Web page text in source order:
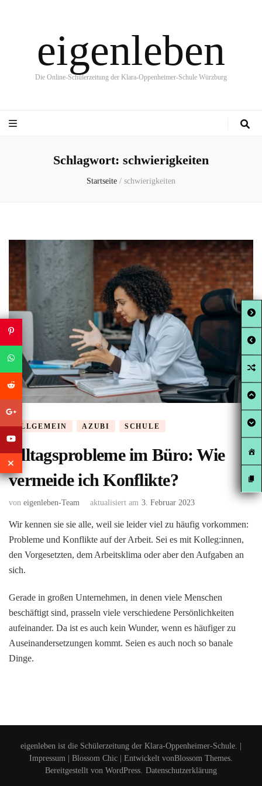
eigenleben
Die Online-Schülerzeitung der Klara-Oppenheimer-Schule Würzburg
Schlagwort: schwierigkeiten
Startseite / schwierigkeiten
ALLGEMEIN AZUBI SCHULE
Alltagsprobleme im Büro: Wie
vermeide ich Konflikte?
von eigenleben-Team aktualisiert am 3. Februar 2023
Wir kennen sie sie alle, weil sie leider viel zu häufig vorkommen:
Probleme und Konflikte auf der Arbeit. Sei es mit Kolleg:innen,
den Vorgesetzten, dem Arbeitsklima oder aber den Aufgaben an
sich.
Gerade in großen Unternehmen, in denen viele Menschen
beschäftigt sind, prasseln viele verschiedene Persönlichkeiten
aufeinander. Da ist es auch kein Wunder, wenn es häufiger zu
Auseinandersetzungen kommt. Seien es auch noch so banale
Dinge.
eigenleben ist die Schülerzeitung der Klara-Oppenheimer-Schule. |
Impressum
Blossom Chic | Entwickelt vonBlossom Themes.
Bereitgestellt von WordPress. Datenschutzerklärung